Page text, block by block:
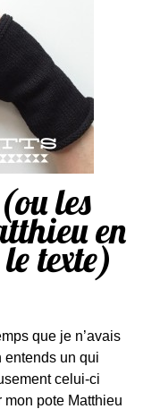
les
en
texte)
que je n’avais
entends un qui
celui-ci
mon pote Matthieu